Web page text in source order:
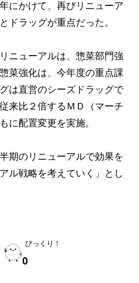
にかけて、再びリニューア
ドラッグが重点だった。
ニューアルは、惣菜部門強
菜強化は、今年度の重点課
は直営のシーズドラッグで
来比２倍するＭＤ（マーチ
に配置変更を実施。
期のリニューアルで効果を
ル戦略を考えていく」とし
びっくり！
0